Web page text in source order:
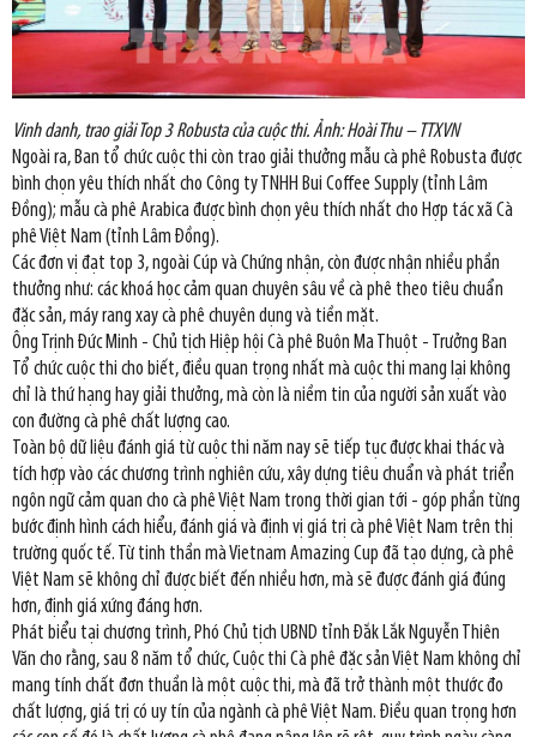
Vinh danh, trao giải Top 3 Robusta của cuộc thi. Ảnh: Hoài Thu – TTXVN
Ngoài ra, Ban tổ chức cuộc thi còn trao giải thưởng mẫu cà phê Robusta được
bình chọn yêu thích nhất cho Công ty TNHH Bui Coffee Supply (tỉnh Lâm
Đồng); mẫu cà phê Arabica được bình chọn yêu thích nhất cho Hợp tác xã Cà
phê Việt Nam (tỉnh Lâm Đồng).
Các đơn vị đạt top 3, ngoài Cúp và Chứng nhận, còn được nhận nhiều phần
thưởng như: các khoá học cảm quan chuyên sâu về cà phê theo tiêu chuẩn
đặc sản, máy rang xay cà phê chuyên dụng và tiền mặt.
Ông Trịnh Đức Minh - Chủ tịch Hiệp hội Cà phê Buôn Ma Thuột - Trưởng Ban
Tổ chức cuộc thi cho biết, điều quan trọng nhất mà cuộc thi mang lại không
chỉ là thứ hạng hay giải thưởng, mà còn là niềm tin của người sản xuất vào
con đường cà phê chất lượng cao.
Toàn bộ dữ liệu đánh giá từ cuộc thi năm nay sẽ tiếp tục được khai thác và
tích hợp vào các chương trình nghiên cứu, xây dựng tiêu chuẩn và phát triển
ngôn ngữ cảm quan cho cà phê Việt Nam trong thời gian tới - góp phần từng
bước định hình cách hiểu, đánh giá và định vị giá trị cà phê Việt Nam trên thị
trường quốc tế. Từ tinh thần mà Vietnam Amazing Cup đã tạo dựng, cà phê
Việt Nam sẽ không chỉ được biết đến nhiều hơn, mà sẽ được đánh giá đúng
hơn, định giá xứng đáng hơn.
Phát biểu tại chương trình, Phó Chủ tịch UBND tỉnh Đắk Lắk Nguyễn Thiên
Văn cho rằng, sau 8 năm tổ chức, Cuộc thi Cà phê đặc sản Việt Nam không chỉ
mang tính chất đơn thuần là một cuộc thi, mà đã trở thành một thước đo
chất lượng, giá trị có uy tín của ngành cà phê Việt Nam. Điều quan trọng hơn